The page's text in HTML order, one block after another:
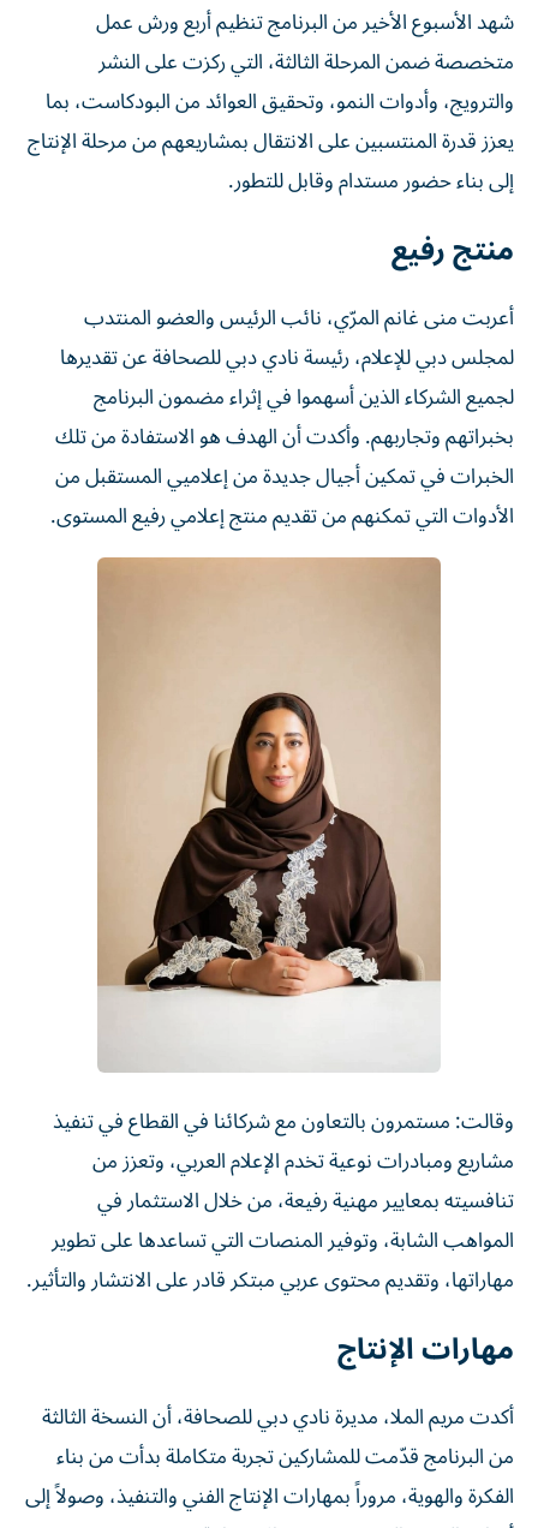
شهد الأسبوع الأخير من البرنامج تنظيم أربع ورش عمل
متخصصة ضمن المرحلة الثالثة، التي ركزت على النشر
والترويج، وأدوات النمو، وتحقيق العوائد من البودكاست، بما
يعزز قدرة المنتسبين على الانتقال بمشاريعهم من مرحلة الإنتاج
إلى بناء حضور مستدام وقابل للتطور.
منتج رفيع
أعربت منى غانم المرّي، نائب الرئيس والعضو المنتدب
لمجلس دبي للإعلام، رئيسة نادي دبي للصحافة عن تقديرها
لجميع الشركاء الذين أسهموا في إثراء مضمون البرنامج
بخبراتهم وتجاربهم. وأكدت أن الهدف هو الاستفادة من تلك
الخبرات في تمكين أجيال جديدة من إعلاميي المستقبل من
الأدوات التي تمكنهم من تقديم منتج إعلامي رفيع المستوى.
وقالت: مستمرون بالتعاون مع شركائنا في القطاع في تنفيذ
مشاريع ومبادرات نوعية تخدم الإعلام العربي، وتعزز من
تنافسيته بمعايير مهنية رفيعة، من خلال الاستثمار في
المواهب الشابة، وتوفير المنصات التي تساعدها على تطوير
مهاراتها، وتقديم محتوى عربي مبتكر قادر على الانتشار والتأثير.
مهارات الإنتاج
أكدت مريم الملا، مديرة نادي دبي للصحافة، أن النسخة الثالثة
من البرنامج قدّمت للمشاركين تجربة متكاملة بدأت من بناء
الفكرة والهوية، مروراً بمهارات الإنتاج الفني والتنفيذ، وصولاً إلى